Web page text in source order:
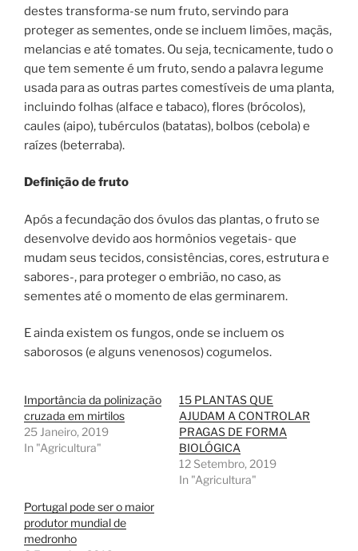
destes transforma-se num fruto, servindo para
proteger as sementes, onde se incluem limões, maçãs,
melancias e até tomates. Ou seja, tecnicamente, tudo o
que tem semente é um fruto, sendo a palavra legume
usada para as outras partes comestíveis de uma planta,
incluindo folhas (alface e tabaco), flores (brócolos),
caules (aipo), tubérculos (batatas), bolbos (cebola) e
raízes (beterraba).
Definição de fruto
Após a fecundação dos óvulos das plantas, o fruto se
desenvolve devido aos hormônios vegetais- que
mudam seus tecidos, consistências, cores, estrutura e
sabores-, para proteger o embrião, no caso, as
sementes até o momento de elas germinarem.
E ainda existem os fungos, onde se incluem os
saborosos (e alguns venenosos) cogumelos.
Importância da polinização
cruzada em mirtilos
25 Janeiro, 2019
In "Agricultura"
15 PLANTAS QUE
AJUDAM A CONTROLAR
PRAGAS DE FORMA
BIOLÓGICA
12 Setembro, 2019
In "Agricultura"
Portugal pode ser o maior
produtor mundial de
medronho